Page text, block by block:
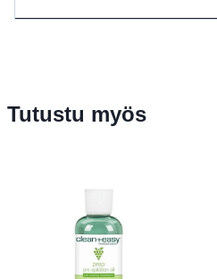
Tutustu myös